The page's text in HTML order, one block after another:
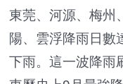
東莞、河源、梅州
陽、雲浮降雨日數
下雨。這一波降雨